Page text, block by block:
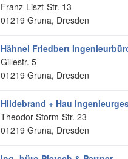
Franz-Liszt-Str. 13
01219 Gruna, Dresden
Hähnel Friedbert
Gillestr. 5
01219 Gruna, Dresden
Hildebrand + Hau
Theodor-Storm-Str. 23
01219 Gruna, Dresden